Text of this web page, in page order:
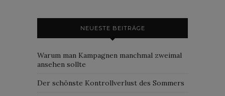
NEUESTE BEITRÄGE
Warum man Kampagnen manchmal zweimal
ansehen sollte
Der schönste Kontrollverlust des Sommers